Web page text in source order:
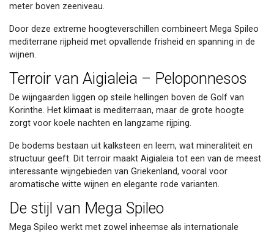
meter boven zeeniveau.
Door deze extreme hoogteverschillen combineert Mega Spileo
mediterrane rijpheid met opvallende frisheid en spanning in de
wijnen.
Terroir van Aigialeia – Peloponnesos
De wijngaarden liggen op steile hellingen boven de Golf van
Korinthe. Het klimaat is mediterraan, maar de grote hoogte
zorgt voor koele nachten en langzame rijping.
De bodems bestaan uit kalksteen en leem, wat mineraliteit en
structuur geeft. Dit terroir maakt Aigialeia tot een van de meest
interessante wijngebieden van Griekenland, vooral voor
aromatische witte wijnen en elegante rode varianten.
De stijl van Mega Spileo
Mega Spileo werkt met zowel inheemse als internationale